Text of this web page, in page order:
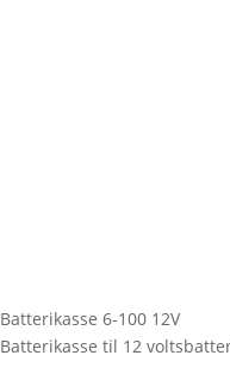
Batterikasse 6-100 12V
Batterikasse til 12